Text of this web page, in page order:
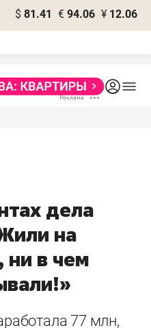
$ 81.41 € 94.06 ¥ 12.06
дела
на
в чем
77 млн,